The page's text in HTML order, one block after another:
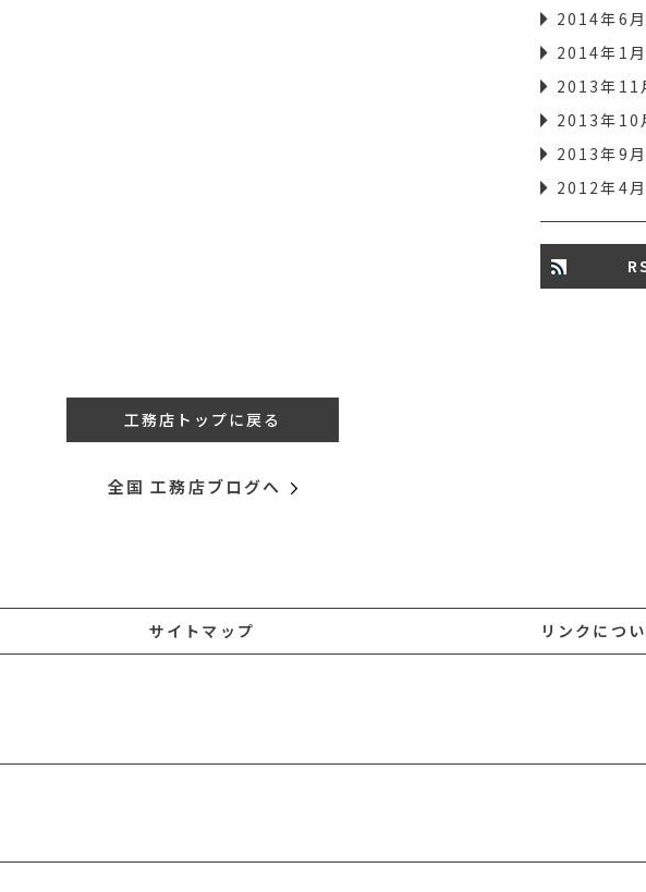
2014年6月
2014年1月
2013年11
2013年10
2013年9月
2012年4月
工務店トップに戻る
全国 工務店ブログへ
サイトマップ リンクにつ